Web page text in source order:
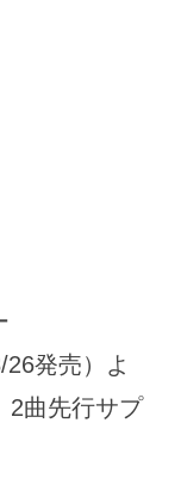
発売）よ
2曲先行サプ